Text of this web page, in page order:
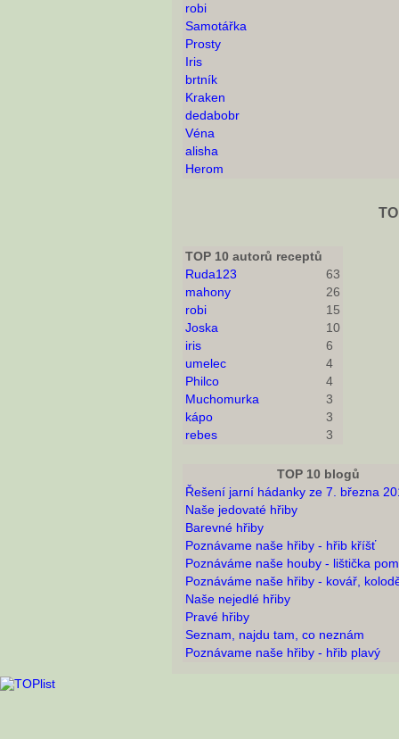
robi
Samotářka
Prosty
Iris
brtník
Kraken
dedabobr
Véna
alisha
Herom
TOP 10 autorů receptů
Ruda123
63
mahony
26
robi
15
Joska
10
iris
6
umelec
4
Philco
4
Muchomurka
3
kápo
3
rebes
3
TOP 10 blogů
Řešení jarní hádanky ze 7. března
Naše jedovaté hřiby
Barevné hřiby
Poznávame naše hřiby - hřib kříšť
Poznáváme naše houby - lištička
Poznáváme naše hřiby - kovář,
Naše nejedlé hřiby
Pravé hřiby
Seznam, najdu tam, co neznám
Poznávame naše hřiby - hřib plavý